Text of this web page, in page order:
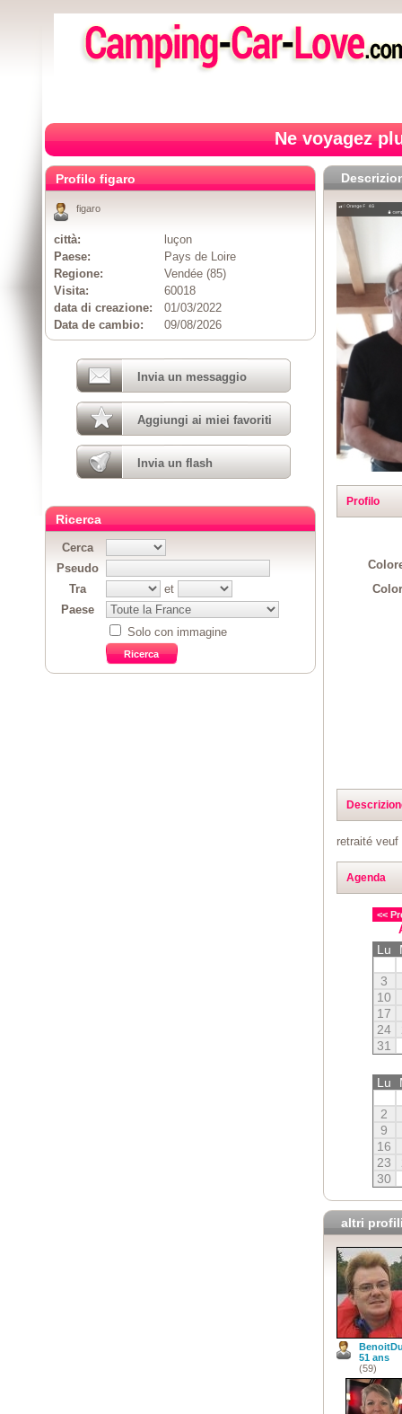
Ne voyagez
Profilo
retraité
Agenda
<<
Lu
3
10
17
24
31
Lu
2
9
16
23
30
altri
51 ans
(59)
Profilo figaro
figaro
città:
luçon
Paese:
Pays de Loire
Regione:
Vendée (85)
Visita:
60018
data di creazione:
01/03/2022
Data de cambio:
09/08/2026
Invia un messaggio
Aggiungi ai miei favoriti
Invia un flash
Ricerca
Cerca
Pseudo
Tra
et
Paese
Solo con immagine